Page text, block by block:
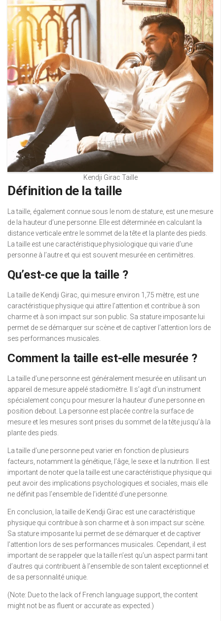
Kendji Girac Taille
Définition de la taille
La taille, également connue sous le nom de stature, est une mesure
de la hauteur d’une personne. Elle est déterminée en calculant la
distance verticale entre le sommet de la tête et la plante des pieds.
La taille est une caractéristique physiologique qui varie d’une
personne à l’autre et qui est souvent mesurée en centimètres.
Qu’est-ce que la taille ?
La taille de Kendji Girac, qui mesure environ 1,75 mètre, est une
caractéristique physique qui attire l’attention et contribue à son
charme et à son impact sur son public. Sa stature imposante lui
permet de se démarquer sur scène et de captiver l’attention lors de
ses performances musicales.
Comment la taille est-elle mesurée ?
La taille d’une personne est généralement mesurée en utilisant un
appareil de mesure appelé stadiomètre. Il s’agit d’un instrument
spécialement conçu pour mesurer la hauteur d’une personne en
position debout. La personne est placée contre la surface de
mesure et les mesures sont prises du sommet de la tête jusqu’à la
plante des pieds.
La taille d’une personne peut varier en fonction de plusieurs
facteurs, notamment la génétique, l’âge, le sexe et la nutrition. Il est
important de noter que la taille est une caractéristique physique qui
peut avoir des implications psychologiques et sociales, mais elle
ne définit pas l’ensemble de l’identité d’une personne.
En conclusion, la taille de Kendji Girac est une caractéristique
physique qui contribue à son charme et à son impact sur scène.
Sa stature imposante lui permet de se démarquer et de captiver
l’attention lors de ses performances musicales. Cependant, il est
important de se rappeler que la taille n’est qu’un aspect parmi tant
d’autres qui contribuent à l’ensemble de son talent exceptionnel et
de sa personnalité unique.
(Note: Due to the lack of French language support, the content
might not be as fluent or accurate as expected.)